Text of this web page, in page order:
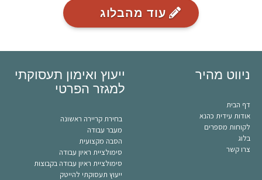
עוד מהבלוג
ניווט מהיר
דף הבית
אודות עידית כהנא
לקוחות מספרים
בלוג
צרו קשר
ייעוץ ואימון תעסוקתי
למגזר הפרטי
בחירת קריירה ראשונה
מעבר עבודה
הסבה מקצועית
סימולציית ראיון עבודה
סימולציית ראיון עבודה בקבוצות
ייעוץ תעסוקתי להייטק